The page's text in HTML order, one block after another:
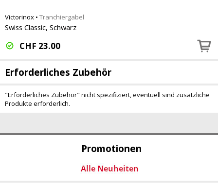
Promotionen
Victorinox • Tranchiergabel
Swiss Classic, Schwarz
CHF 23.00
Erforderliches Zubehör
"Erforderliches Zubehör" nicht spezifiziert, eventuell sind zusätzliche
Produkte erforderlich.